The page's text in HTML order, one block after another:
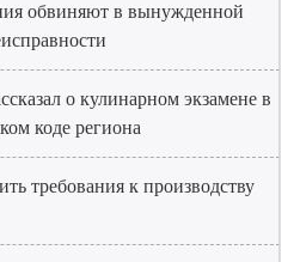
обвиняют в вынужденной
о кулинарном экзамене в
коде региона
требования к производству